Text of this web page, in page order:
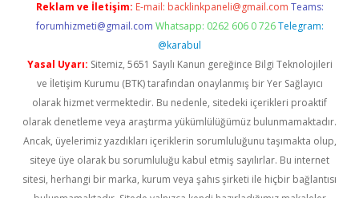
Reklam ve İletişim: E-mail: backlinkpaneli@gmail.com Teams:
forumhizmeti@gmail.com Whatsapp: 0262 606 0 726 Telegram:
@karabul
Yasal Uyarı: Sitemiz, 5651 Sayılı Kanun gereğince Bilgi Teknolojileri
ve İletişim Kurumu (BTK) tarafından onaylanmış bir Yer Sağlayıcı
olarak hizmet vermektedir. Bu nedenle, sitedeki içerikleri proaktif
olarak denetleme veya araştırma yükümlülüğümüz bulunmamaktadır.
Ancak, üyelerimiz yazdıkları içeriklerin sorumluluğunu taşımakta olup,
siteye üye olarak bu sorumluluğu kabul etmiş sayılırlar. Bu internet
sitesi, herhangi bir marka, kurum veya şahıs şirketi ile hiçbir bağlantısı